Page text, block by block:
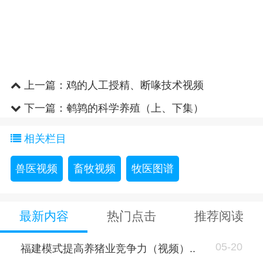
上一篇： 鸡的人工授精、断喙技术视频
下一篇： 鹌鹑的科学养殖（上、下集）
相关栏目
兽医视频 畜牧视频 牧医图谱
最新内容 热门点击 推荐阅读
福建模式提高养猪业竞争力（视频）.. 05-20